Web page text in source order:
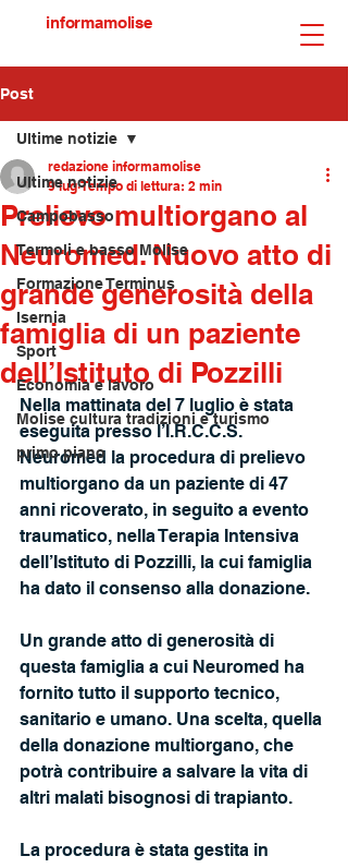
informamolise
Post
Ultime notizie
Campobasso
Termoli e basso Molise
Formazione Terminus
Isernia
Sport
Economia e lavoro
Molise cultura tradizioni e turismo
primo piano
Ultime notizie
Prelievo multiorgano al
Neuromed. Nuovo atto di
grande generosità della
famiglia di un paziente
dell’Istituto di Pozzilli
redazione informamolise
9 lug Tempo di lettura: 2 min
Nella mattinata del 7 luglio è stata
eseguita presso l’I.R.C.C.S.
Neuromed la procedura di prelievo
multiorgano da un paziente di 47
anni ricoverato, in seguito a evento
traumatico, nella Terapia Intensiva
dell’Istituto di Pozzilli, la cui famiglia
ha dato il consenso alla donazione.
Un grande atto di generosità di
questa famiglia a cui Neuromed ha
fornito tutto il supporto tecnico,
sanitario e umano. Una scelta, quella
della donazione multiorgano, che
potrà contribuire a salvare la vita di
altri malati bisognosi di trapianto.
La procedura è stata gestita in